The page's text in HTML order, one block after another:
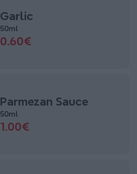
Garlic
50ml
0.60€
Parmezan Sauce
50ml
1.00€